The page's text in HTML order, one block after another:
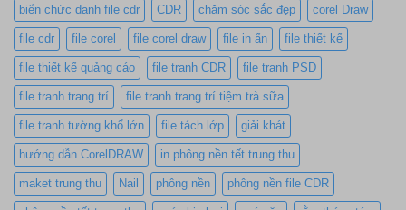
biển chức danh file cdr CDR chăm sóc sắc đẹp corel Draw
file cdr file corel file corel draw file in ấn file thiết kế
file thiết kế quảng cáo file tranh CDR file tranh PSD
file tranh trang trí file tranh trang trí tiệm trà sữa
file tranh tường khổ lớn file tách lớp giải khát
hướng dẫn CorelDRAW in phông nền tết trung thu
maket trung thu Nail phông nền phông nền file CDR